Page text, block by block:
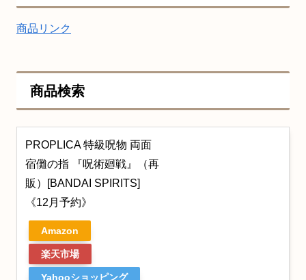
商品リンク
商品検索
PROPLICA 特級呪物 両面
宿儺の指 『呪術廻戦』（再
販）[BANDAI SPIRITS]
《12月予約》
Amazon
楽天市場
Yahooショッピング